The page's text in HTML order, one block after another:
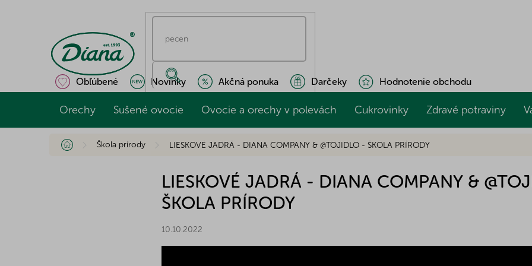
Obľúbené Novinky Akčná ponuka Darčeky Hodnotenie obchodu
Orechy Sušené ovocie Ovocie a orechy v polevách Cukrovinky Zdravé potraviny
DomovŠkola prírody LIESKOVÉ JADRÁ - DIANA COMPANY & @TOJIDLO - ŠKOLA PRÍRODY
LIESKOVÉ JADRÁ - DIANA COMPANY &
ŠKOLA PRÍRODY
10.10.2022